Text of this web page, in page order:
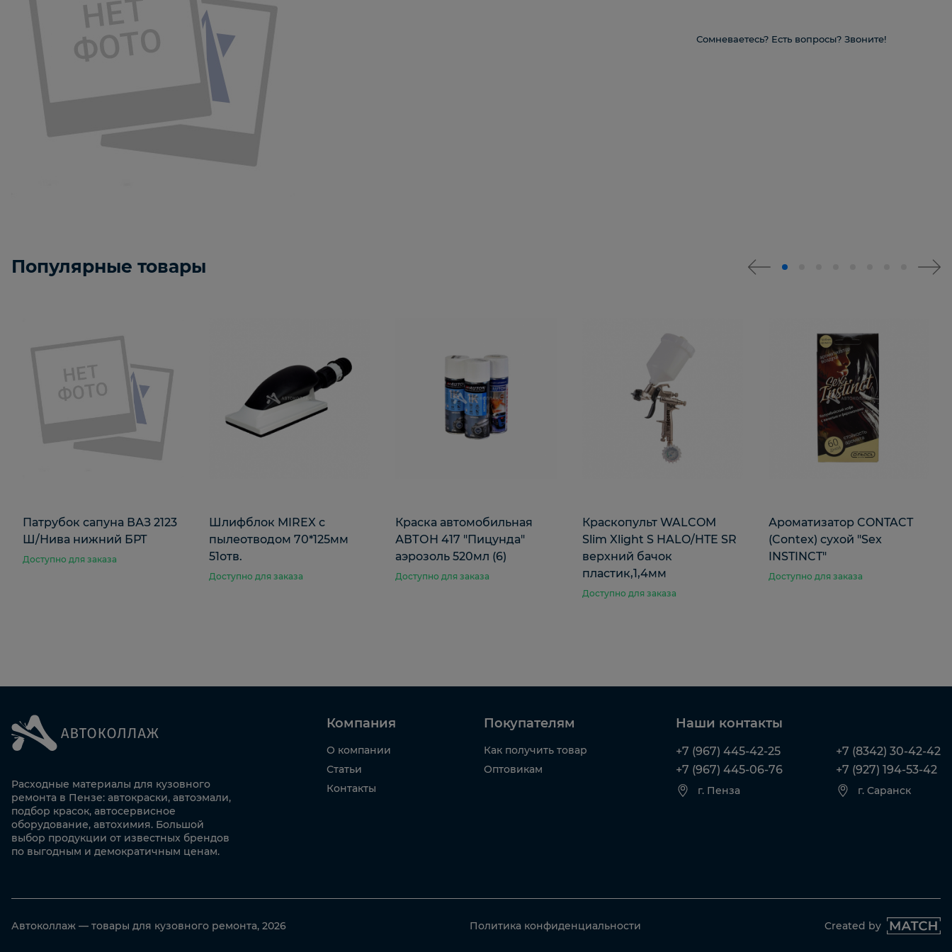
Сомневаетесь? Есть вопросы? Звоните!
Популярные товары
Патрубок сапуна ВАЗ 2123
Ш/Нива нижний БРТ
Доступно для заказа
Шлифблок MIREX с
пылеотводом 70*125мм
51отв.
Доступно для заказа
Краска автомобильная
АВТОН 417 "Пицунда"
аэрозоль 520мл (6)
Доступно для заказа
Краскопульт WALCOM
Slim Xlight S HALO/HTE SR
верхний бачок
пластик,1,4мм
Доступно для заказа
Ароматизатор CONTACT
(Contex) сухой "Sex
INSTINCT"
Доступно для заказа
Расходные материалы для кузовного
ремонта в Пензе: автокраски, автоэмали,
подбор красок, автосервисное
оборудование, автохимия. Большой
выбор продукции от известных брендов
по выгодным и демократичным ценам.
Компания
О компании
Статьи
Контакты
Покупателям
Как получить товар
Оптовикам
Наши контакты
+7 (967) 445-42-25
+7 (967) 445-06-76
г. Пенза
+7 (8342) 30-42-42
+7 (927) 194-53-42
г. Саранск
Автоколлаж — товары для кузовного ремонта, 2026 Политика конфиденциальности Created by